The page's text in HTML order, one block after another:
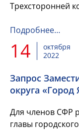
Трехсторонней
октября 2022 г.
трансфертов,...
Подробнее…
14
октября
2022
Запрос
округа «Город
Для членов СФР
главы